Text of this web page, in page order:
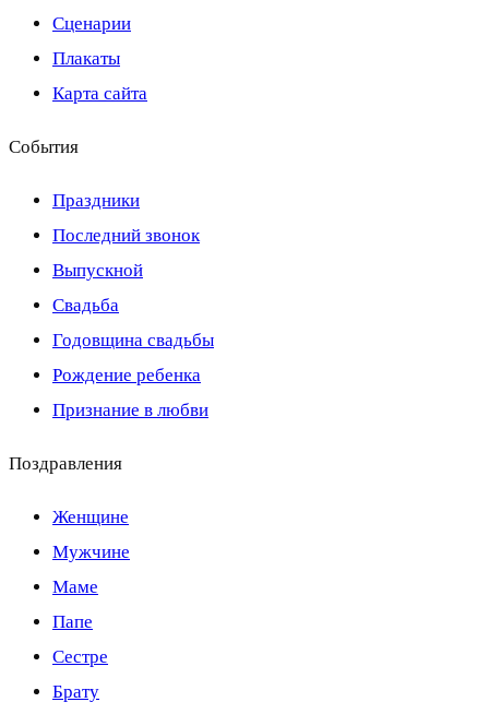
Сценарии
Плакаты
Карта сайта
События
Праздники
Последний звонок
Выпускной
Свадьба
Годовщина свадьбы
Рождение ребенка
Признание в любви
Поздравления
Женщине
Мужчине
Маме
Папе
Сестре
Брату